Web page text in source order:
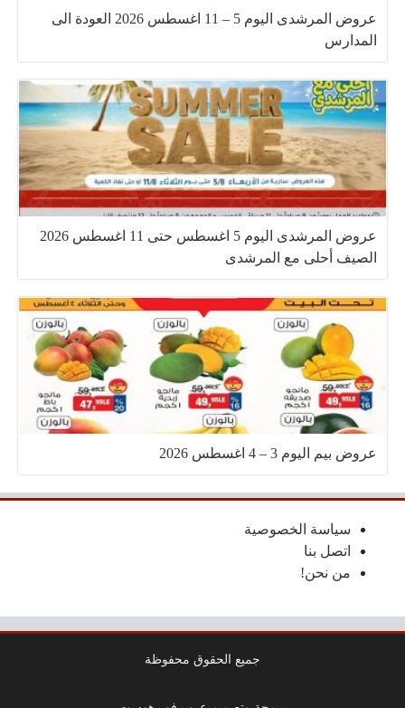
عروض المرشدى اليوم 5 – 11 اغسطس 2026 العودة الى
المدارس
عروض المرشدى اليوم 5 اغسطس حتى 11 اغسطس 2026
الصيف أحلى مع المرشدى
عروض بيم اليوم 3 – 4 اغسطس 2026
سياسة الخصوصية
اتصل بنا
من نحن!
جميع الحقوق محفوظة